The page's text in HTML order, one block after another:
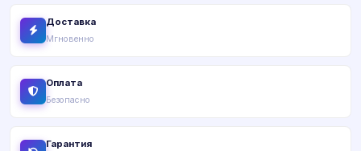
Доставка
Мгновенно
Оплата
Безопасно
Гарантия